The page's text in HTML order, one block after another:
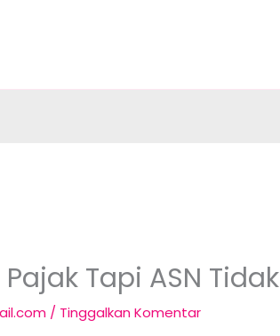
Tapi ASN Tidak
/ Tinggalkan Komentar